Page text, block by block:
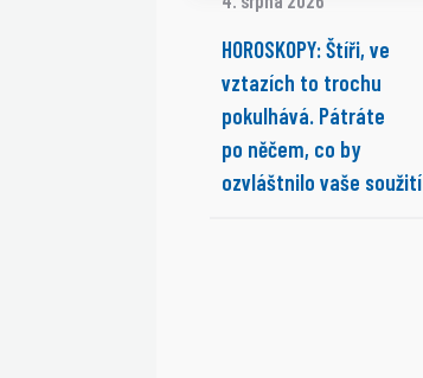
HOROSKOPY: Štíři, ve
vztazích to trochu
pokulhává. Pátráte
po něčem, co by
ozvláštnilo vaše soužití